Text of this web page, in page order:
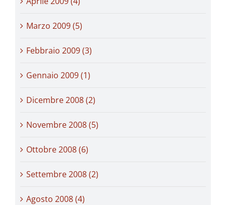
Marzo 2009 (5)
Febbraio 2009 (3)
Gennaio 2009 (1)
Dicembre 2008 (2)
Novembre 2008 (5)
Ottobre 2008 (6)
Settembre 2008 (2)
Agosto 2008 (4)